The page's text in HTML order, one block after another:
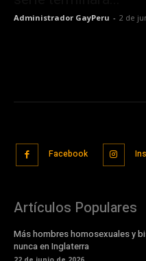
Administrador GayPeru - 2 de
Facebook
Artículos Populares
Más hombres homosexuales y
nunca en Inglaterra